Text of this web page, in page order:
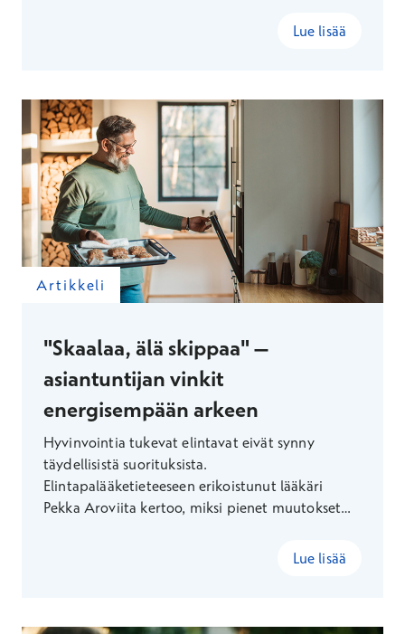
Lue lisää
Artikkeli
"Skaalaa, älä skippaa" –
asiantuntijan vinkit
energisempään arkeen
Hyvinvointia tukevat elintavat eivät synny
täydellisistä suorituksista.
Elintapalääketieteeseen erikoistunut lääkäri
Pekka Aroviita kertoo, miksi pienet muutokset
ruokailutottumuksia, lisätä liikuntaa ja vahvistaa
Lue lisää